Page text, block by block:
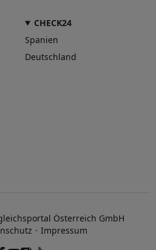
CHECK24
Spanien
Deutschland
Österreich GmbH
Impressum